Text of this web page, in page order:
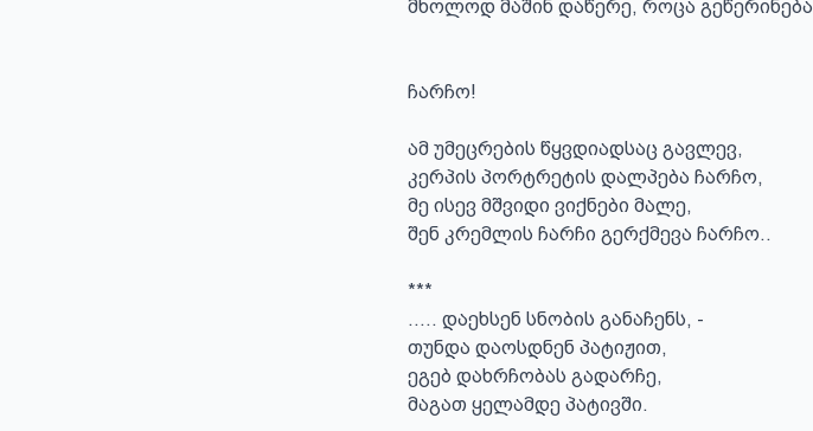
მხოლოდ მაშინ დაწერე, როცა გეწერინება
ჩარჩო!
ამ უმეცრების წყვდიადსაც გავლევ,
კერპის პორტრეტის დალპება ჩარჩო,
მე ისევ მშვიდი ვიქნები მალე,
შენ კრემლის ჩარჩი გერქმევა ჩარჩო..
***
..... დაეხსენ სნობის განაჩენს, -
თუნდა დაოსდნენ პატიჟით,
ეგებ დახრჩობას გადარჩე,
მაგათ ყელამდე პატივში.